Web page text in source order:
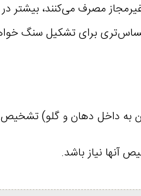
مصرف می‌کنند، بیشتر در
برای تشکیل سنگ
به داخل دهان و گلو)